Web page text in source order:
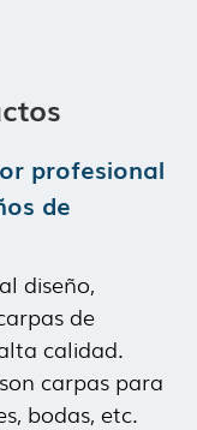
profesional
de
diseño,
de
calidad.
carpas para
bodas, etc.